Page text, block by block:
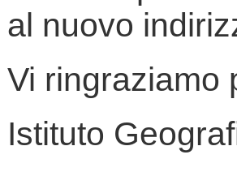
al nuovo
Vi ringraziamo
Istituto